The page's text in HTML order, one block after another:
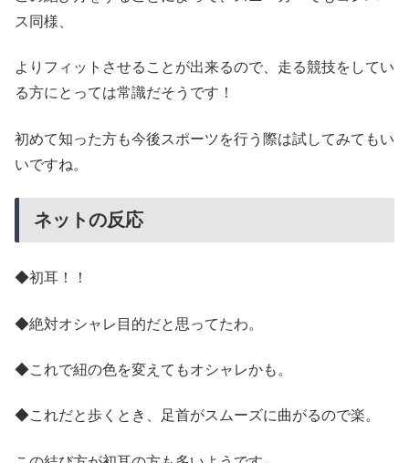
ス同様、
よりフィットさせることが出来るので、走る競技をしてい
る方にとっては常識だそうです！
初めて知った方も今後スポーツを行う際は試してみてもい
いですね。
ネットの反応
◆初耳！！
◆絶対オシャレ目的だと思ってたわ。
◆これで紐の色を変えてもオシャレかも。
◆これだと歩くとき、足首がスムーズに曲がるので楽。